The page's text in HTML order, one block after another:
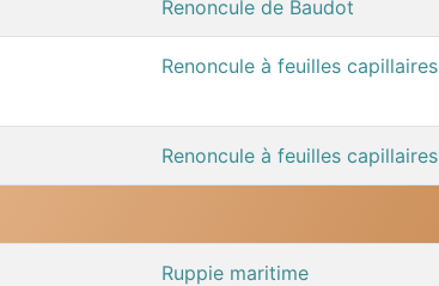
Renoncule de Baudot
Renoncule à feuilles capillaires
Renoncule à feuilles capillaires
Ruppie maritime